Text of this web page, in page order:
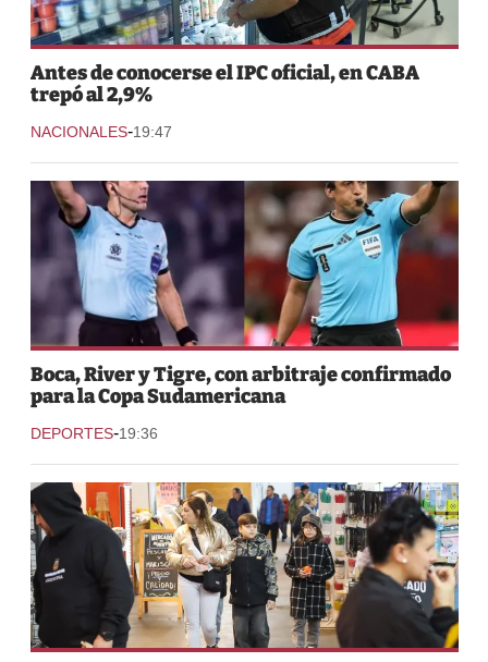
Antes de conocerse el IPC oficial, en CABA
trepó al 2,9%
NACIONALES-19:47
Boca, River y Tigre, con arbitraje confirmado
para la Copa Sudamericana
DEPORTES-19:36